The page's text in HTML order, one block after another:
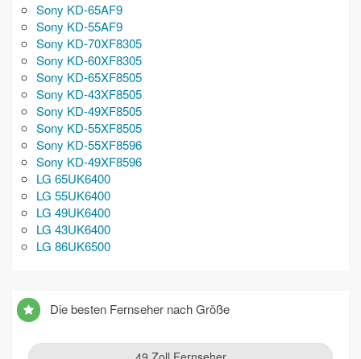
Sony KD-65AF9
Sony KD-55AF9
Sony KD-70XF8305
Sony KD-60XF8305
Sony KD-65XF8505
Sony KD-43XF8505
Sony KD-49XF8505
Sony KD-55XF8505
Sony KD-55XF8596
Sony KD-49XF8596
LG 65UK6400
LG 55UK6400
LG 49UK6400
LG 43UK6400
LG 86UK6500
Die besten Fernseher nach Größe